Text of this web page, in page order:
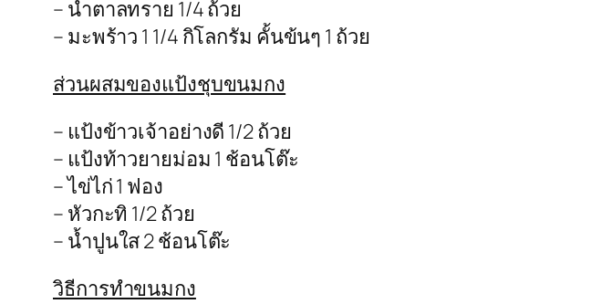
– น้ำตาลทราย 1/4 ถ้วย
– มะพร้าว 1 1/4 กิโลกรัม คั้นข้นๆ 1 ถ้วย
ส่วนผสมของแป้งชุบขนมกง
– แป้งข้าวเจ้าอย่างดี 1/2 ถ้วย
– แป้งท้าวยายม่อม 1 ช้อนโต๊ะ
– ไข่ไก่ 1 ฟอง
– หัวกะทิ 1/2 ถ้วย
– น้ำปูนใส 2 ช้อนโต๊ะ
วิธีการทำขนมกง